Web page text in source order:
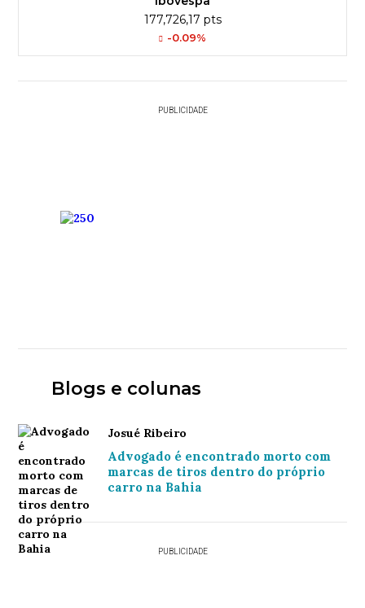
177,726,17 pts
-0.09%
PUBLICIDADE
Blogs e colunas
Josué Ribeiro
Advogado é encontrado morto com
marcas de tiros dentro do próprio
carro na Bahia
PUBLICIDADE